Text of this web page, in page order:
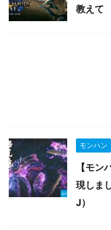
教えて
モンハン
【モ
現しま
J）